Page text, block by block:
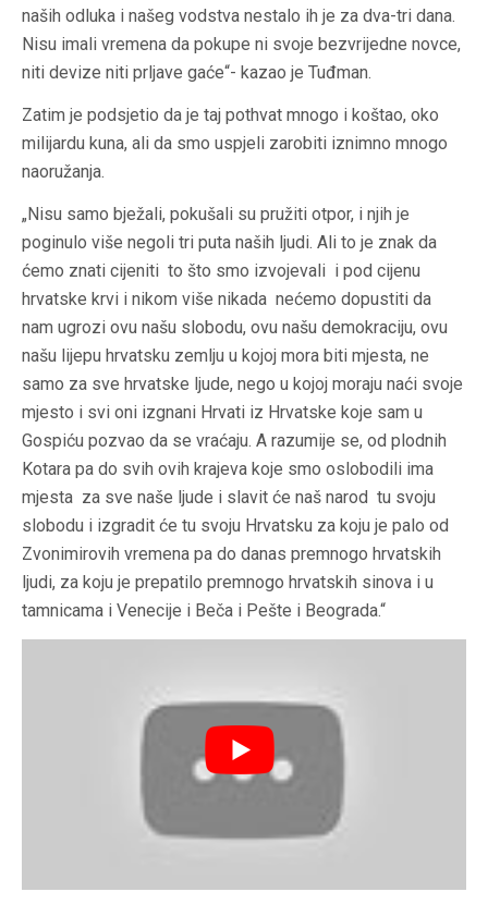
naših odluka i našeg vodstva nestalo ih je za dva-tri dana.
Nisu imali vremena da pokupe ni svoje bezvrijedne novce,
niti devize niti prljave gaće“- kazao je Tuđman.
Zatim je podsjetio da je taj pothvat mnogo i koštao, oko
milijardu kuna, ali da smo uspjeli zarobiti iznimno mnogo
naoružanja.
„Nisu samo bježali, pokušali su pružiti otpor, i njih je
poginulo više negoli tri puta naših ljudi. Ali to je znak da
ćemo znati cijeniti to što smo izvojevali i pod cijenu
hrvatske krvi i nikom više nikada nećemo dopustiti da
nam ugrozi ovu našu slobodu, ovu našu demokraciju, ovu
našu lijepu hrvatsku zemlju u kojoj mora biti mjesta, ne
samo za sve hrvatske ljude, nego u kojoj moraju naći svoje
mjesto i svi oni izgnani Hrvati iz Hrvatske koje sam u
Gospiću pozvao da se vraćaju. A razumije se, od plodnih
Kotara pa do svih ovih krajeva koje smo oslobodili ima
mjesta za sve naše ljude i slavit će naš narod tu svoju
slobodu i izgradit će tu svoju Hrvatsku za koju je palo od
Zvonimirovih vremena pa do danas premnogo hrvatskih
ljudi, za koju je prepatilo premnogo hrvatskih sinova i u
tamnicama i Venecije i Beča i Pešte i Beograda.“